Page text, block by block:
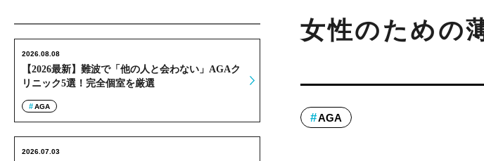
女性のための
AGA
【2026最新】難波で「他の人と会わない」AGAク
リニック5選！完全個室を厳選
2026.08.08
AGA
2026.07.03